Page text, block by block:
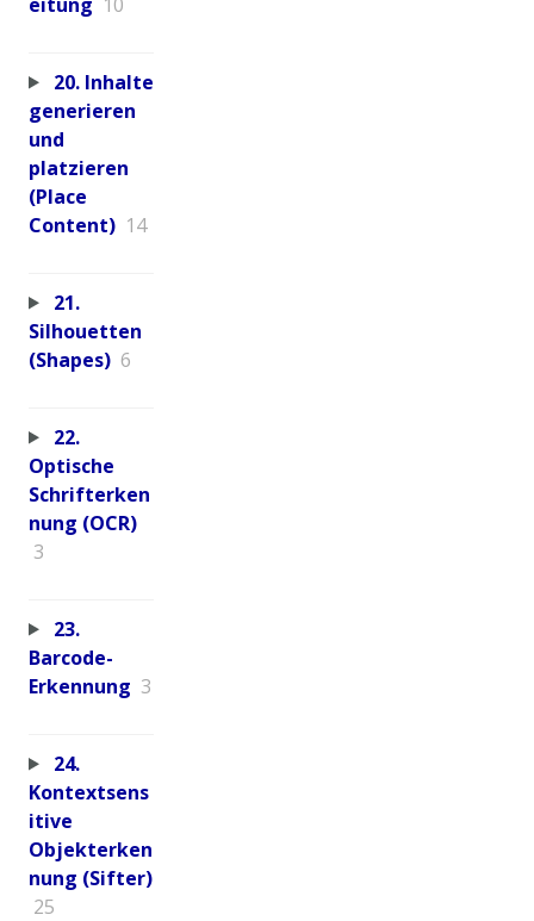
20. Inhalte
generieren
und
platzieren
(Place
Content) 14
21.
Silhouetten
(Shapes) 6
22.
Optische
Schrifterken
nung (OCR)
3
23.
Barcode-
Erkennung 3
24.
Kontextsens
itive
Objekterken
nung (Sifter)
25